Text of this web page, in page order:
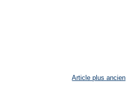
Article plus ancien